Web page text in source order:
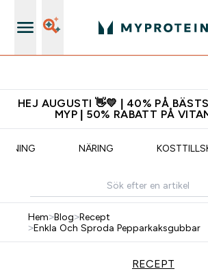
HEJ AUGUSTI 👋💛 | 40% PÅ
MYP | 50% RABATT PÅ
NÄRING
Hem>Blog>Recept
>Enkla Och Sproda Pepparkaksgubbar
RECEPT